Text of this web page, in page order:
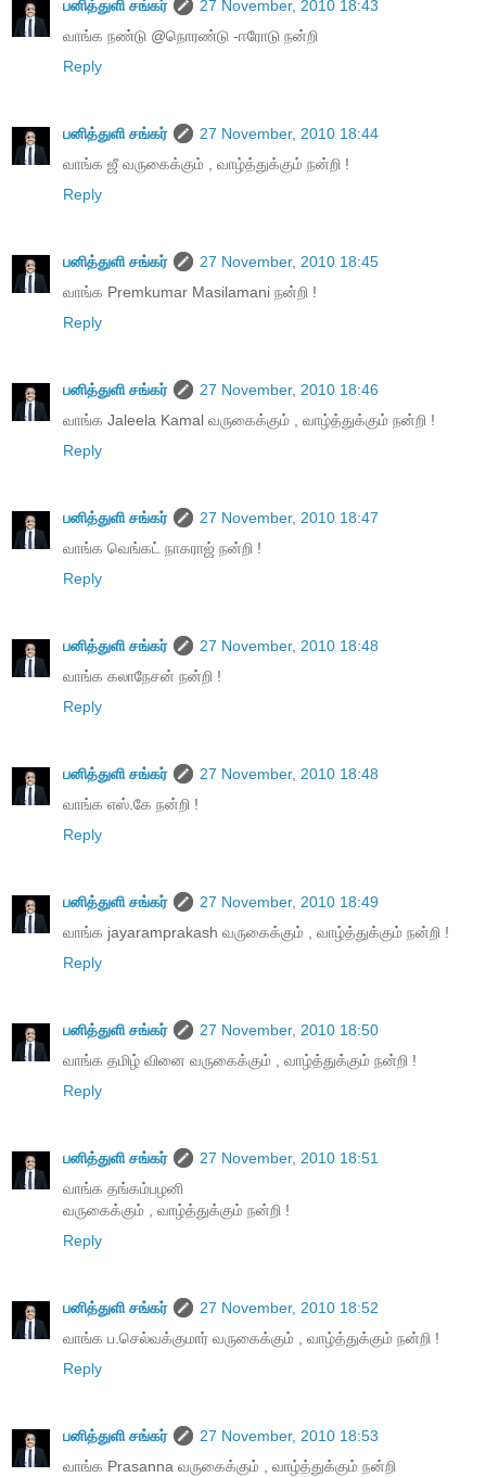
பனித்துளி சங்கர்
27 November, 2010 18:43
வாங்க நண்டு @நொரண்டு -ஈரோடு நன்றி
Reply
பனித்துளி சங்கர்
27 November, 2010 18:44
வாங்க ஜீ வருகைக்கும் , வாழ்த்துக்கும் நன்றி !
Reply
பனித்துளி சங்கர்
27 November, 2010 18:45
வாங்க Premkumar Masilamani நன்றி !
Reply
பனித்துளி சங்கர்
27 November, 2010 18:46
வாங்க Jaleela Kamal வருகைக்கும் , வாழ்த்துக்கும் நன்றி !
Reply
பனித்துளி சங்கர்
27 November, 2010 18:47
வாங்க வெங்கட் நாகராஜ் நன்றி !
Reply
பனித்துளி சங்கர்
27 November, 2010 18:48
வாங்க கலாநேசன் நன்றி !
Reply
பனித்துளி சங்கர்
27 November, 2010 18:48
வாங்க எஸ்.கே நன்றி !
Reply
பனித்துளி சங்கர்
27 November, 2010 18:49
வாங்க jayaramprakash வருகைக்கும் , வாழ்த்துக்கும் நன்றி !
Reply
பனித்துளி சங்கர்
27 November, 2010 18:50
வாங்க தமிழ் வினை வருகைக்கும் , வாழ்த்துக்கும் நன்றி !
Reply
பனித்துளி சங்கர்
27 November, 2010 18:51
வாங்க தங்கம்பழனி
வருகைக்கும் , வாழ்த்துக்கும் நன்றி !
Reply
பனித்துளி சங்கர்
27 November, 2010 18:52
வாங்க ப.செல்வக்குமார் வருகைக்கும் , வாழ்த்துக்கும் நன்றி !
Reply
பனித்துளி சங்கர்
27 November, 2010 18:53
வாங்க Prasanna வருகைக்கும் , வாழ்த்துக்கும் நன்றி